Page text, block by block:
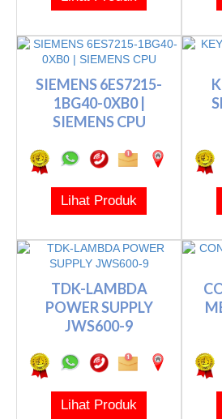
SIEMENS 6ES7215-
1BG40-0XB0 |
SIEMENS CPU
Lihat Produk
TDK-LAMBDA
POWER SUPPLY
JWS600-9
Lihat Produk